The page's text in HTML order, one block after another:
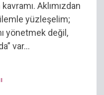
Aklımızdan
yüzleşelim;
yönetmek değil,
var...